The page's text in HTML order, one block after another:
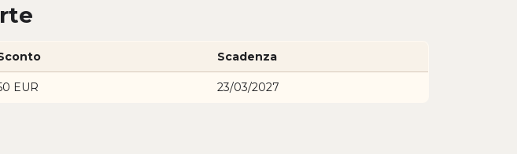
Scadenza
EUR 23/03/2027